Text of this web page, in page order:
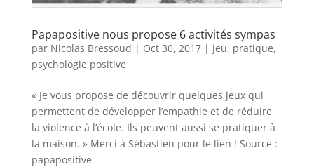
Papapositive nous propose 6 activités sympas
par Nicolas Bressoud | Oct 30, 2017| jeu, pratique,
psychologie positive
« Je vous propose de découvrir quelques jeux qui
permettent de développer l’empathie et de réduire
la violence à l’école. Ils peuvent aussi se pratiquer à
la maison. » Merci à Sébastien pour le lien ! Source :
papapositive